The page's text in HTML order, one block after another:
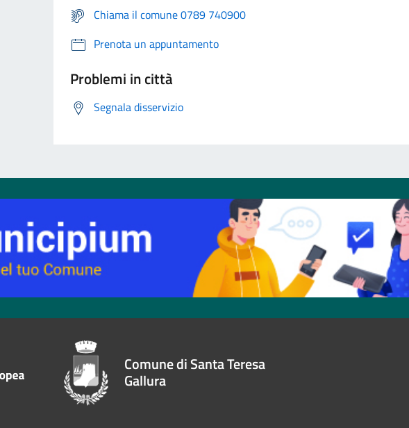
Chiama il comune 0789 740900
Prenota un appuntamento
Problemi in città
Segnala disservizio
Comune di Santa Teresa
Gallura